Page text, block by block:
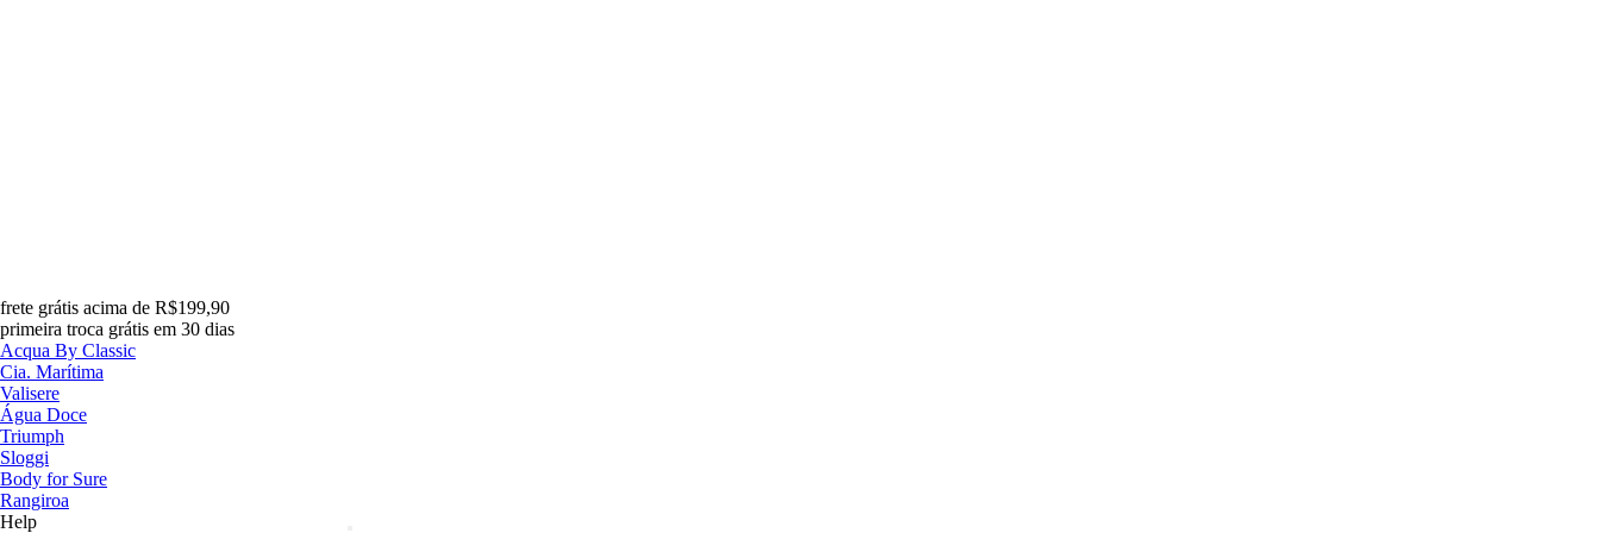
frete grátis acima de R$199,90
primeira troca grátis em 30 dias
Acqua By Classic
Cia. Marítima
Valisere
Água Doce
Triumph
Sloggi
Body for Sure
Rangiroa
Help